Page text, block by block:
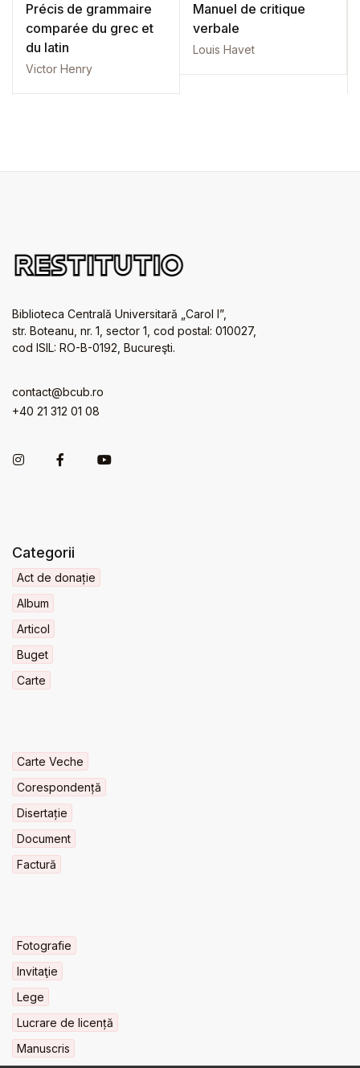
Précis de grammaire
comparée du grec et
du latin
Victor Henry
Manuel de critique
verbale
Louis Havet
Biblioteca Centrală Universitară „Carol I”,
str. Boteanu, nr. 1, sector 1, cod postal: 010027,
cod ISIL: RO-B-0192, Bucureşti.
contact@bcub.ro
+40 21 312 01 08
Categorii
Act de donație
Album
Articol
Buget
Carte
Carte Veche
Corespondență
Disertație
Document
Factură
Fotografie
Invitaţie
Lege
Lucrare de licență
Manuscris